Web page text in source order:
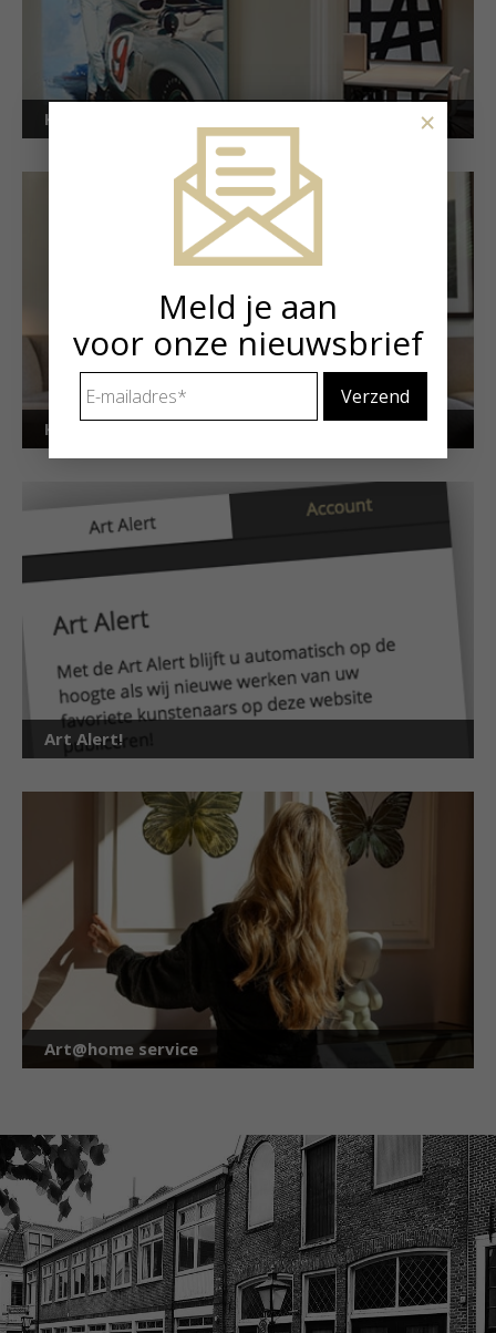
Kunstuitleen voor bedrijven
Kunstuitleen voor particulieren
Art Alert!
Art@home service
Meld je aan
voor onze nieuwsbrief
mailadres *
×